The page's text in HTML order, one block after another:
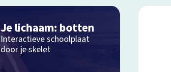
Je lichaam: botten
Interactieve schoolplaat
door je skelet